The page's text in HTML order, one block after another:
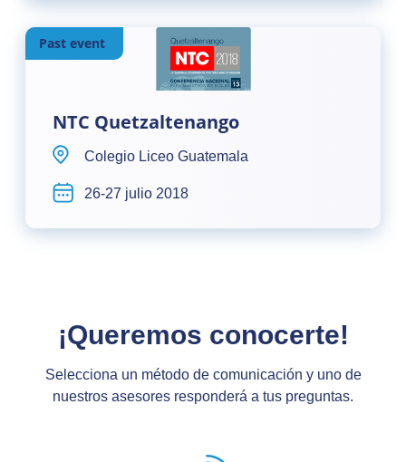
Past event
NTC Quetzaltenango
Colegio Liceo Guatemala
26-27 julio 2018
¡Queremos conocerte!
Selecciona un método de comunicación y uno de
nuestros asesores responderá a tus preguntas.